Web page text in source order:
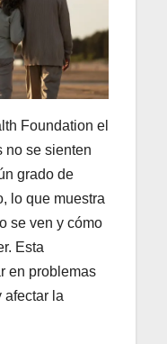
Foundation el
no se sienten
grado de
lo que muestra
se ven y cómo
Esta
en problemas
afectar la